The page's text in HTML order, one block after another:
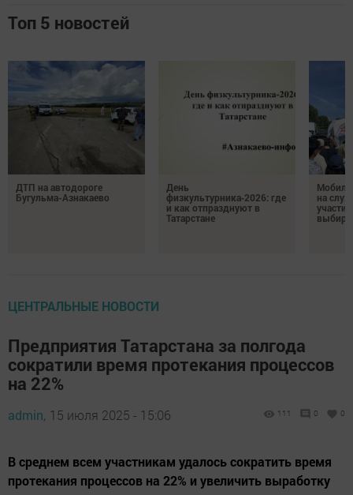
Топ 5 новостей
ДТП на автодороге
Бугульма-Азнакаево
День
физкультурника‑2026: где
и как отпразднуют в
Татарстане
на
ЦЕНТРАЛЬНЫЕ НОВОСТИ
Предприятия Татарстана за полгода
сократили время протекания процессов
на 22%
admin, 15 июля 2025 - 15:06 111 0 0
В среднем всем участникам удалось сократить время
протекания процессов на 22% и увеличить выработку